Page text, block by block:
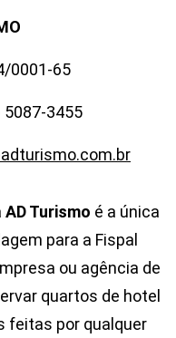
0001-65
5087-3455
AD Turismo é a única
para a Fispal
ou agência de
quartos de hotel
feitas por qualquer